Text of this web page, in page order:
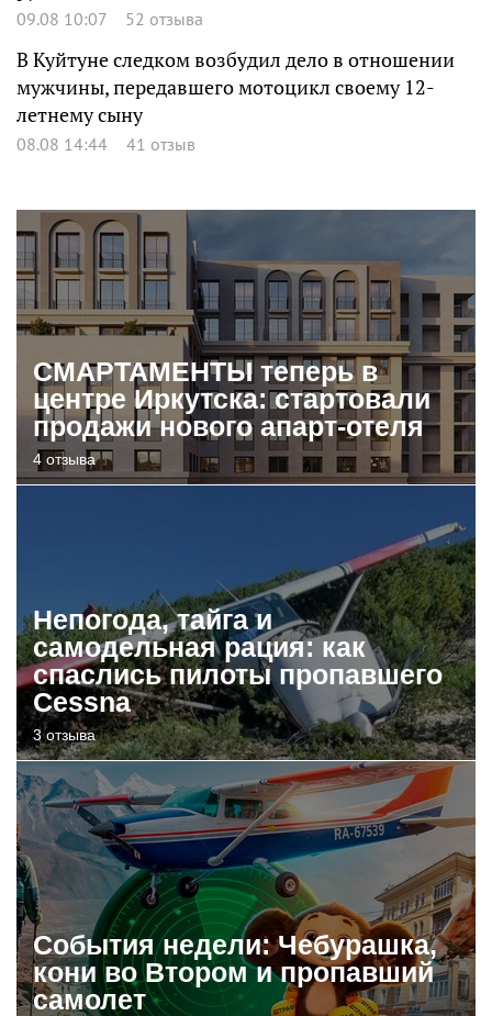
09.08 10:07 52 отзыва
В Куйтуне следком возбудил дело в отношении
мужчины, передавшего мотоцикл своему 12-
летнему сыну
08.08 14:44 41 отзыв
СМАРТАМЕНТЫ теперь в
центре Иркутска: стартовали
продажи нового апарт-отеля
4 отзыва
Непогода, тайга и
самодельная рация: как
спаслись пилоты пропавшего
Cessna
3 отзыва
События недели: Чебурашка,
кони во Втором и пропавший
самолет